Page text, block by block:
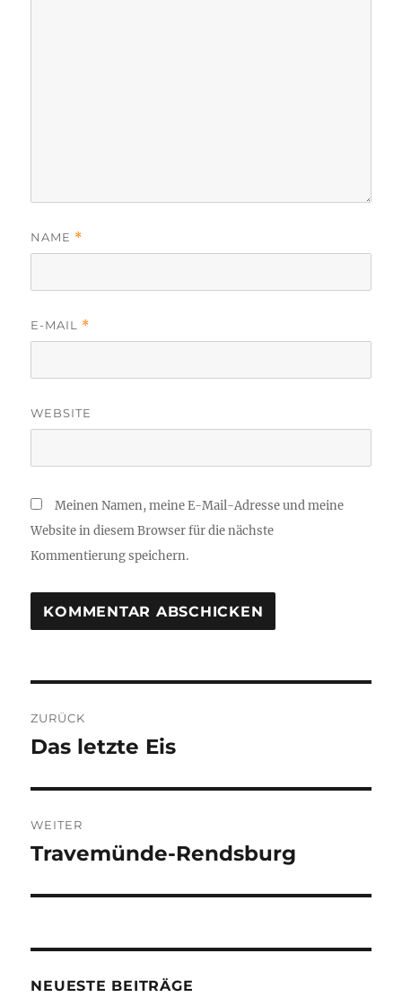
NAME *
E-MAIL *
WEBSITE
Meinen Namen, meine E-Mail-Adresse und meine
Website in diesem Browser für die nächste
Kommentierung speichern.
Navigation
ZURÜCK
Vorheriger
Das letzte Eis
WEITER
Nächster
Travemünde-Rendsburg
NEUESTE BEITRÄGE